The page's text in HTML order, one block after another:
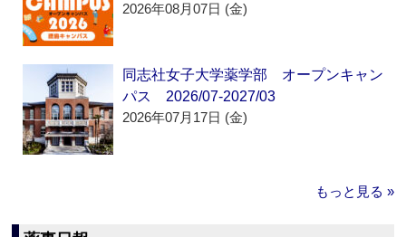
2026年08月07日 (金)
同志社女子大学薬学部 オープンキャン
パス 2026/07-2027/03
2026年07月17日 (金)
もっと見る »